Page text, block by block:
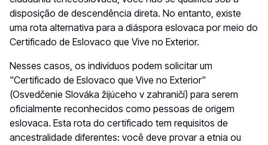
disposição de descendência direta. No entanto, existe
uma rota alternativa para a diáspora eslovaca por meio do
Certificado de Eslovaco que Vive no Exterior.
Nesses casos, os indivíduos podem solicitar um
"Certificado de Eslovaco que Vive no Exterior"
(Osvedčenie Slováka žijúceho v zahraničí) para serem
oficialmente reconhecidos como pessoas de origem
eslovaca. Esta rota do certificado tem requisitos de
ancestralidade diferentes: você deve provar a etnia ou